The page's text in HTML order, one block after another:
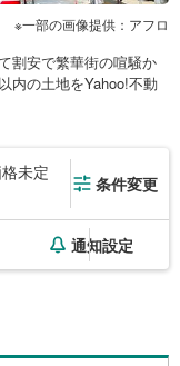
一部の画像提供：アフロ
割安で繁華街の喧騒か
内の土地をYahoo!不動
未定
条件変更
通知設定